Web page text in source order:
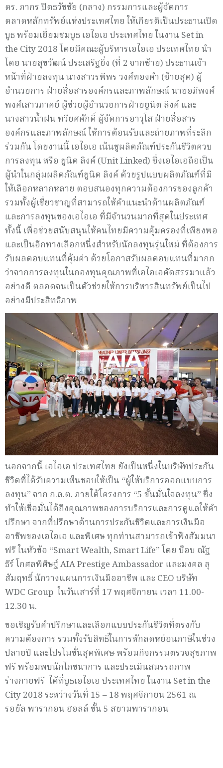
ดร. ภากร ปิตธวัชชัย (กลาง) กรรมการและผู้จัดการ
ตลาดหลักทรัพย์แห่งประเทศไทย ให้เกียรติเป็นประธานเปิด
บูธ พร้อมเยี่ยมชมบูธ เอไอเอ ประเทศไทย ในงาน Set in
the City 2018 โดยมีคณะผู้บริหารเอไอเอ ประเทศไทย นำ
โดย นายสุขวัฒน์ ประเสริฐยิ่ง (ที่ 2 จากซ้าย) ประธานเจ้า
หน้าที่ฝ่ายลงทุน นางสาวรพีพร วงศ์ทองคำ (ซ้ายสุด) ผู้
อำนวยการ ฝ่ายสื่อสารองค์กรและภาพลักษณ์ นายอภิพงศ์
พงศ์เสาวภาคย์ ผู้ช่วยผู้อำนวยการฝ่ายยูนิต ลิงค์ และ
นางสาวน้ำฝน ทวียศศักดิ์ ผู้จัดการอาวุโส ฝ่ายสื่อสาร
องค์กรและภาพลักษณ์ ให้การต้อนรับและถ่ายภาพที่ระลึก
ร่วมกัน โดยงานนี้ เอไอเอ เน้นชูผลิตภัณฑ์ประกันชีวิตควบ
การลงทุน หรือ ยูนิต ลิงค์ (Unit Linked) ซึ่งเอไอเอถือเป็น
ผู้นำในกลุ่มผลิตภัณฑ์ยูนิต ลิงค์ ด้วยรูปแบบผลิตภัณฑ์ที่มี
ให้เลือกหลากหลาย ตอบสนองทุกความต้องการของลูกค้า
รวมทั้งผู้เชี่ยวชาญที่สามารถให้คำแนะนำด้านผลิตภัณฑ์
และการลงทุนของเอไอเอ ที่มีจำนวนมากที่สุดในประเทศ
ทั้งนี้ เพื่อช่วยสนับสนุนให้คนไทยมีความคุ้มครองที่เพียงพอ
และเป็นอีกทางเลือกหนึ่งสำหรับนักลงทุนรุ่นใหม่ ที่ต้องการ
รับผลตอบแทนที่คุ้มค่า ด้วยโอกาสรับผลตอบแทนที่มากก
ว่าจากการลงทุนในกองทุนคุณภาพที่เอไอเอคัดสรรมาแล้ว
อย่างดี ตลอดจนเป็นตัวช่วยให้การบริหารสินทรัพย์เป็นไป
อย่างมีประสิทธิภาพ
นอกจากนี้ เอไอเอ ประเทศไทย ยังเป็นหนึ่งในบริษัทประกัน
ชีวิตที่ได้รับความเห็นชอบให้เป็น “ผู้ให้บริการออกแบบการ
ลงทุน” จาก ก.ล.ต. ภายใต้โครงการ “5 ขั้นมั่นใจลงทุน” ซึ่ง
ทำให้เชื่อมั่นได้ถึงคุณภาพของการบริการและการดูแลให้คำ
ปรึกษา จากที่ปรึกษาด้านการประกันชีวิตและการเงินมือ
อาชีพของเอไอเอ และพิเศษ ทุกท่านสามารถเข้าฟังสัมมนา
ฟรี ในหัวข้อ “Smart Wealth, Smart Life” โดย บ๊อบ ณัฐ
ธีร์ โกศลพิศิษฐ์ AIA Prestige Ambassador และมงคล ลุ
สัมฤทธิ์ นักวางแผนการเงินมืออาชีพ และ CEO บริษัท
WDC Group ในวันเสาร์ที่ 17 พฤศจิกายน เวลา 11.00-
12.30 น.
ขอเชิญรับคำปรึกษาและเลือกแบบประกันชีวิตที่ตรงกับ
ความต้องการ รวมทั้งรับสิทธิ์ในการหักลดหย่อนภาษีในช่วง
ปลายปี และโปรโมชั่นสุดพิเศษ พร้อมกิจกรรมตรวจสุขภาพ
ฟรี พร้อมพบนักโภชนาการ และประเมินสมรรถภาพ
ร่างกายฟรี ได้ที่บูธเอไอเอ ประเทศไทย ในงาน Set in the
City 2018 ระหว่างวันที่ 15 – 18 พฤศจิกายน 2561 ณ
รอยัล พารากอน ฮอลล์ ชั้น 5 สยามพารากอน